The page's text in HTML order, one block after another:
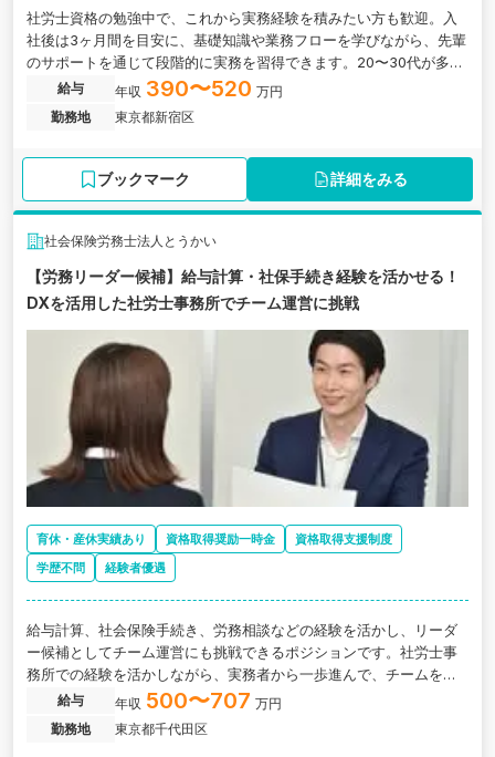
社労士資格の勉強中で、これから実務経験を積みたい方も歓迎。入
社後は3ヶ月間を目安に、基礎知識や業務フローを学びながら、先輩
のサポートを通じて段階的に実務を習得できます。20〜30代が多く
活躍する環境で、大手・上場企業を含む幅広いクライアントの労務
に携われる社労士法人の求人です。
給与 年収 390〜520 万円
勤務地
東京都新宿区
ブックマーク 詳細をみる
社会保険労務士法人とうかい
【労務リーダー候補】給与計算・社保手続き経験を活かせる！
DXを活用した社労士事務所でチーム運営に挑戦
育休・産休実績あり 資格取得奨励一時金
資格取得支援制度
学歴不問
経験者優遇
給与計算、社会保険手続き、労務相談などの経験を活かし、リーダ
ー候補としてチーム運営にも挑戦できるポジションです。社労士事
務所での経験を活かしながら、実務者から一歩進んで、チームを支
える側へキャリアを広げたい方に向いています。
給与 年収 500〜707 万円
勤務地
東京都千代田区